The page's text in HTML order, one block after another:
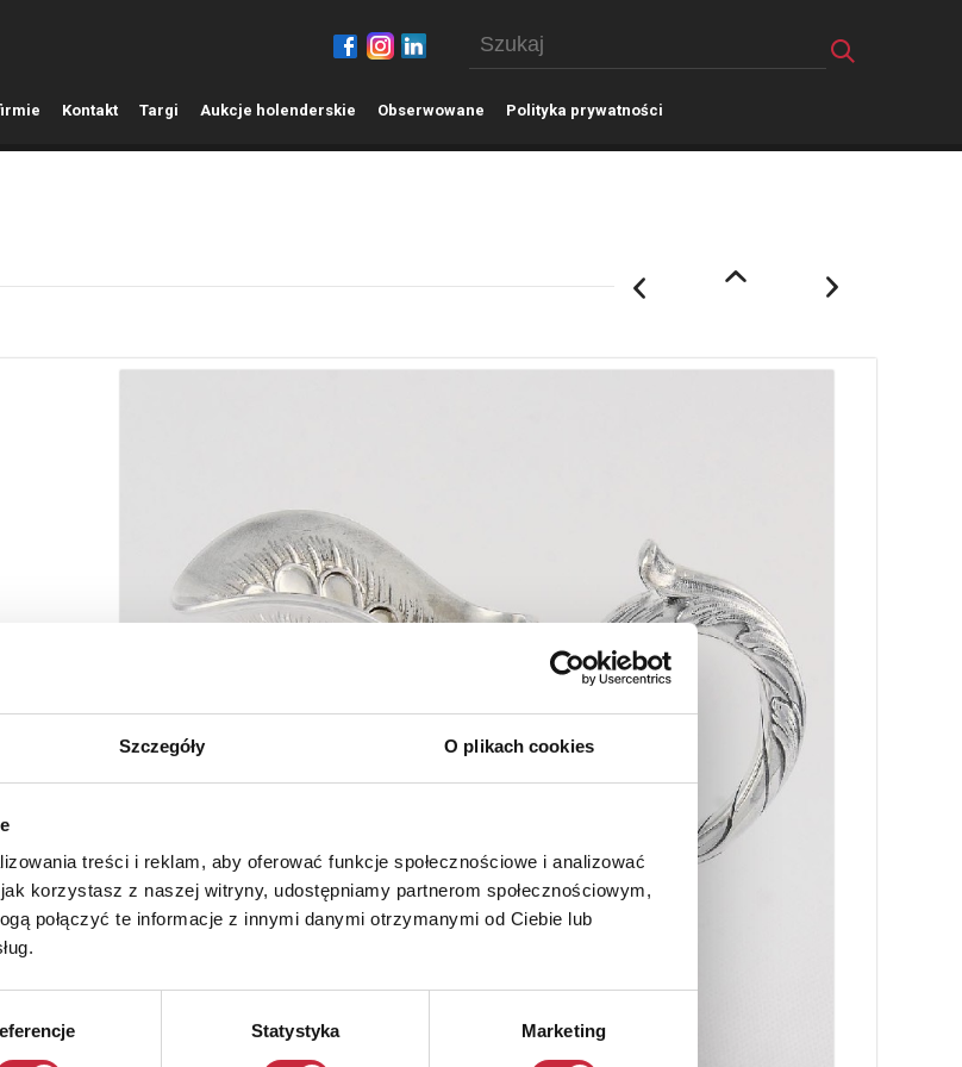
Szczegóły O plikach cookies
treści i reklam, aby oferować funkcje społecznościowe i analizować
korzystasz z naszej witryny, udostępniamy partnerom społecznościowym,
połączyć te informacje z innymi danymi otrzymanymi od Ciebie lub
Statystyka Marketing
Kontakt Targi Aukcje holenderskie Obserwowane Polityka prywatności